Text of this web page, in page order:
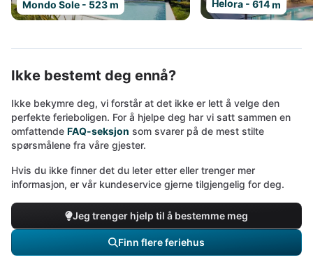
Mondo Sole - 523 m Helora - 614 m
Ikke bestemt deg ennå?
Ikke bekymre deg, vi forstår at det ikke er lett å velge den
perfekte ferieboligen. For å hjelpe deg har vi satt sammen en
omfattende FAQ-seksjon som svarer på de mest stilte
spørsmålene fra våre gjester.
Hvis du ikke finner det du leter etter eller trenger mer
informasjon, er vår kundeservice gjerne tilgjengelig for deg.
Jeg trenger hjelp til å bestemme meg
Finn flere feriehus